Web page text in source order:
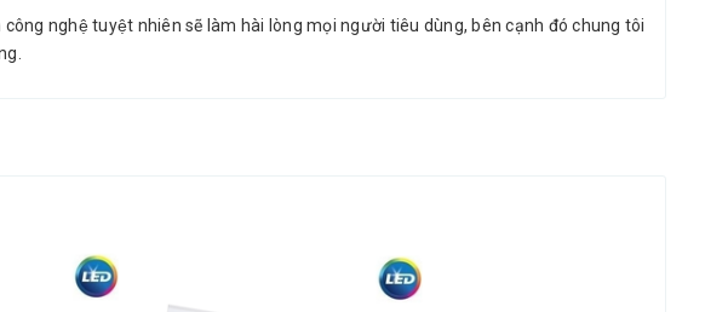
nghệ tuyệt nhiên sẽ làm hài lòng mọi người tiêu dùng, bên cạnh đó chung tôi